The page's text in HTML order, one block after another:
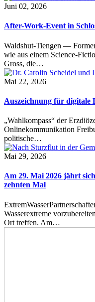
Juni 02, 2026
After-Work-Event in
Waldshut-Tiengen —
wie aus einem Science-
Gross, die…
Mai 22, 2026
Auszeichnung für digitale
„Wahlkompass“ der
Onlinekommunikation
politische…
Mai 29, 2026
Am 29. Mai 2026 jährt
zehnten Mal
Wasserextreme
Ort treffen. Am…